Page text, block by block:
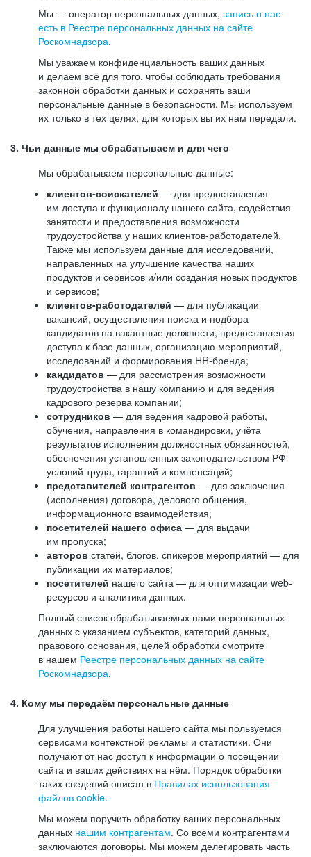
Мы — оператор персональных данных, запись о нас
есть в Реестре персональных данных на сайте
Роскомнадзора.
Мы уважаем конфиденциальность ваших данных
и делаем всё для того, чтобы соблюдать требования
законной обработки данных и сохранять ваши
персональные данные в безопасности. Мы используем
их только в тех целях, для которых вы их нам передали.
3. Чьи данные мы обрабатываем и для чего
Мы обрабатываем персональные данные:
клиентов-соискателей — для предоставления
им доступа к функционалу нашего сайта, содействия
занятости и предоставления возможности
трудоустройства у наших клиентов-работодателей.
Также мы используем данные для исследований,
направленных на улучшение качества наших
продуктов и сервисов и/или создания новых продуктов
и сервисов;
клиентов-работодателей — для публикации
вакансий, осуществления поиска и подбора
кандидатов на вакантные должности, предоставления
доступа к базе данных, организацию мероприятий,
исследований и формирования HR-бренда;
кандидатов — для рассмотрения возможности
трудоустройства в нашу компанию и для ведения
кадрового резерва компании;
сотрудников — для ведения кадровой работы,
обучения, направления в командировки, учёта
результатов исполнения должностных обязанностей,
обеспечения установленных законодательством РФ
условий труда, гарантий и компенсаций;
представителей контрагентов — для заключения
(исполнения) договора, делового общения,
информационного взаимодействия;
посетителей нашего офиса — для выдачи
им пропуска;
авторов статей, блогов, спикеров мероприятий — для
публикации их материалов;
посетителей нашего сайта — для оптимизации web-
ресурсов и аналитики данных.
Полный список обрабатываемых нами персональных
данных с указанием субъектов, категорий данных,
правового основания, целей обработки смотрите
в нашем Реестре персональных данных на сайте
Роскомнадзора.
4. Кому мы передаём персональные данные
Для улучшения работы нашего сайта мы пользуемся
сервисами контекстной рекламы и статистики. Они
получают от нас доступ к информации о посещении
сайта и ваших действиях на нём. Порядок обработки
таких сведений описан в Правилах использования
файлов cookie.
Мы можем поручить обработку ваших персональных
данных нашим контрагентам. Со всеми контрагентами
заключаются договоры. Мы можем делегировать часть